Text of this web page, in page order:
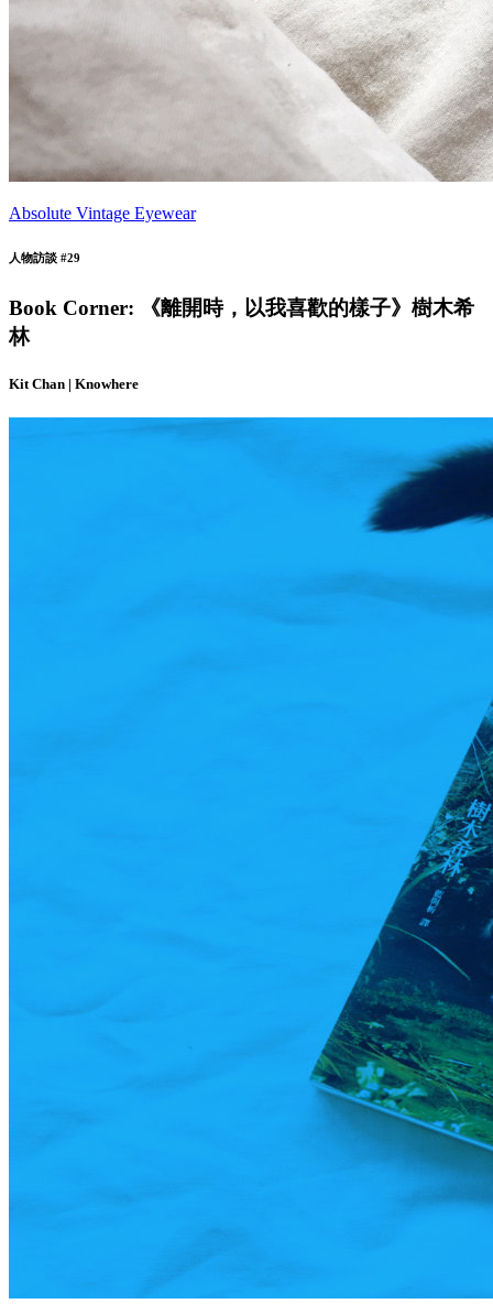
Absolute Vintage Eyewear
人物訪談 #29
Book Corner: 《離開時，以我喜歡的樣子》樹木希
林
Kit Chan | Knowhere